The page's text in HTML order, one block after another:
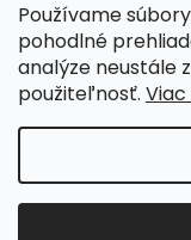
Používame
pohodlné
analýze neustále
použiteľnosť.
Copyright 2026